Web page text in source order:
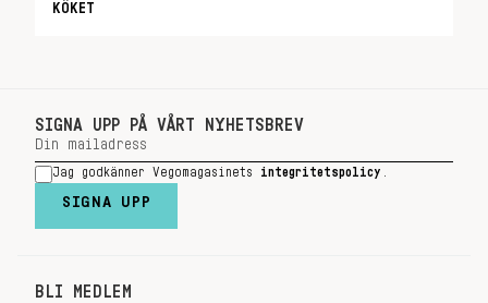
KÖKET
SIGNA UPP PÅ VÅRT NYHETSBREV
Jag godkänner Vegomagasinets integritetspolicy
SIGNA UPP
BLI MEDLEM